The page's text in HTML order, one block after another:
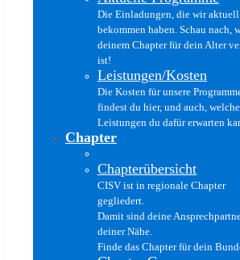
Die Einladungen, die wir aktuell
bekommen haben. Schau nach,
deinem Chapter für dein Alter
ist!
Leistungen/Kosten
Die Kosten für unsere
findest du hier, und auch, welche
Leistungen du dafür erwarten
Chapter
Chapterübersicht
CISV ist in regionale Chapter
gegliedert.
Damit sind deine
deiner Nähe.
Finde das Chapter für dein